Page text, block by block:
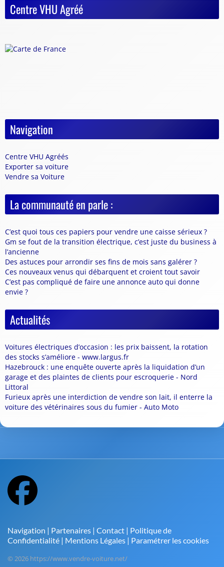
Centre VHU Agréé
Navigation
Centre VHU Agréés
Exporter sa voiture
Vendre sa Voiture
La communauté en parle :
C’est quoi tous ces papiers pour vendre une caisse sérieux ?
Gm se fout de la transition électrique, c’est juste du business à
l’ancienne
Des astuces pour arrondir ses fins de mois sans galérer ?
Ces nouveaux venus qui débarquent et croient tout savoir
C’est pas compliqué de faire une annonce auto qui donne
envie ?
Actualités
Voitures électriques d’occasion : les prix baissent, la rotation
des stocks s’améliore - www.largus.fr
Hazebrouck : une enquête ouverte après la liquidation d’un
garage et des plaintes de clients pour escroquerie - Nord
Littoral
Furieux après une interdiction de vendre son lait, il enterre la
voiture des vétérinaires sous du fumier - Auto Moto
Navigation | Partenaires | Contact | Politique de
Confidentialité | Mentions Légales | Paramétrer les cookies
© 2026 https://www.vendre-voiture.net/